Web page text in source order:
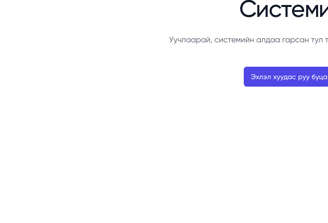
Уучлаарай, системийн алдаа гарсан тул
Эхлэл хуудас руу